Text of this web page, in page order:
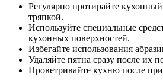
Регулярно протирайте
тряпкой.
Используйте специальные
кухонных поверхностей.
Избегайте использования
Удаляйте пятна сразу после их
Проветривайте кухню после